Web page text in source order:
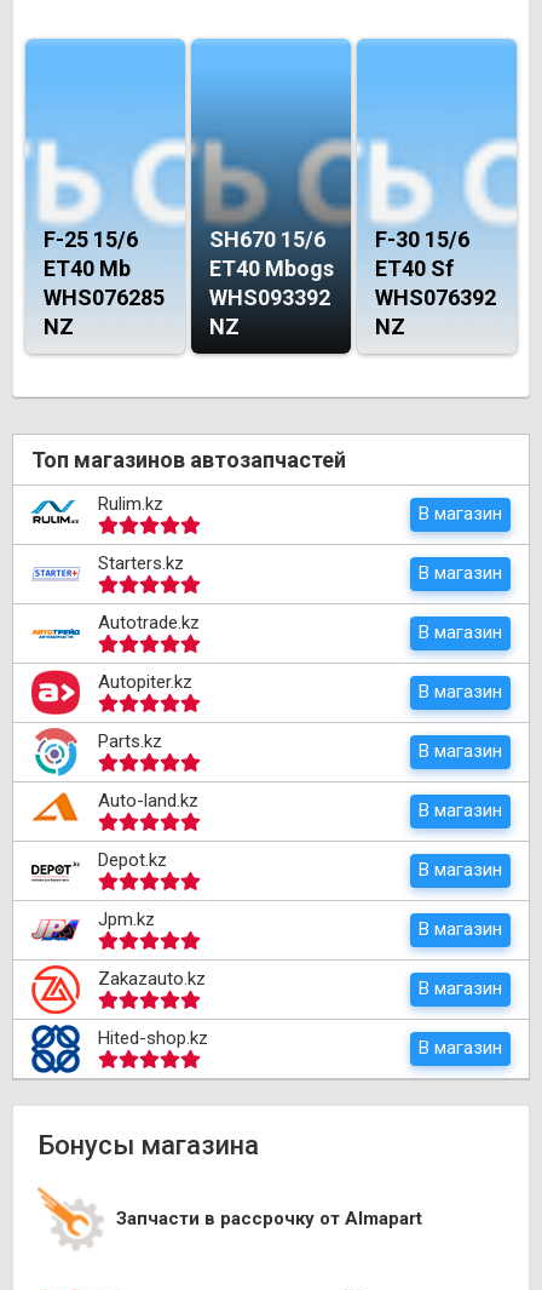
F-25 15/6
ET40 Mb
WHS076285
NZ
SH670 15/6
ET40 Mbogs
WHS093392
NZ
F-30 15/6
ET40 Sf
WHS076392
NZ
Топ магазинов автозапчастей
Rulim.kz В магазин
Starters.kz В магазин
Autotrade.kz В магазин
Autopiter.kz В магазин
Parts.kz В магазин
Auto-land.kz В магазин
Depot.kz В магазин
Jpm.kz В магазин
Zakazauto.kz В магазин
Hited-shop.kz В магазин
Бонусы магазина
Запчасти в рассрочку от Almapart